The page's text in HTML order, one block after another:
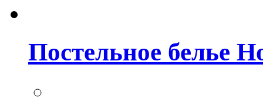
Постельное белье